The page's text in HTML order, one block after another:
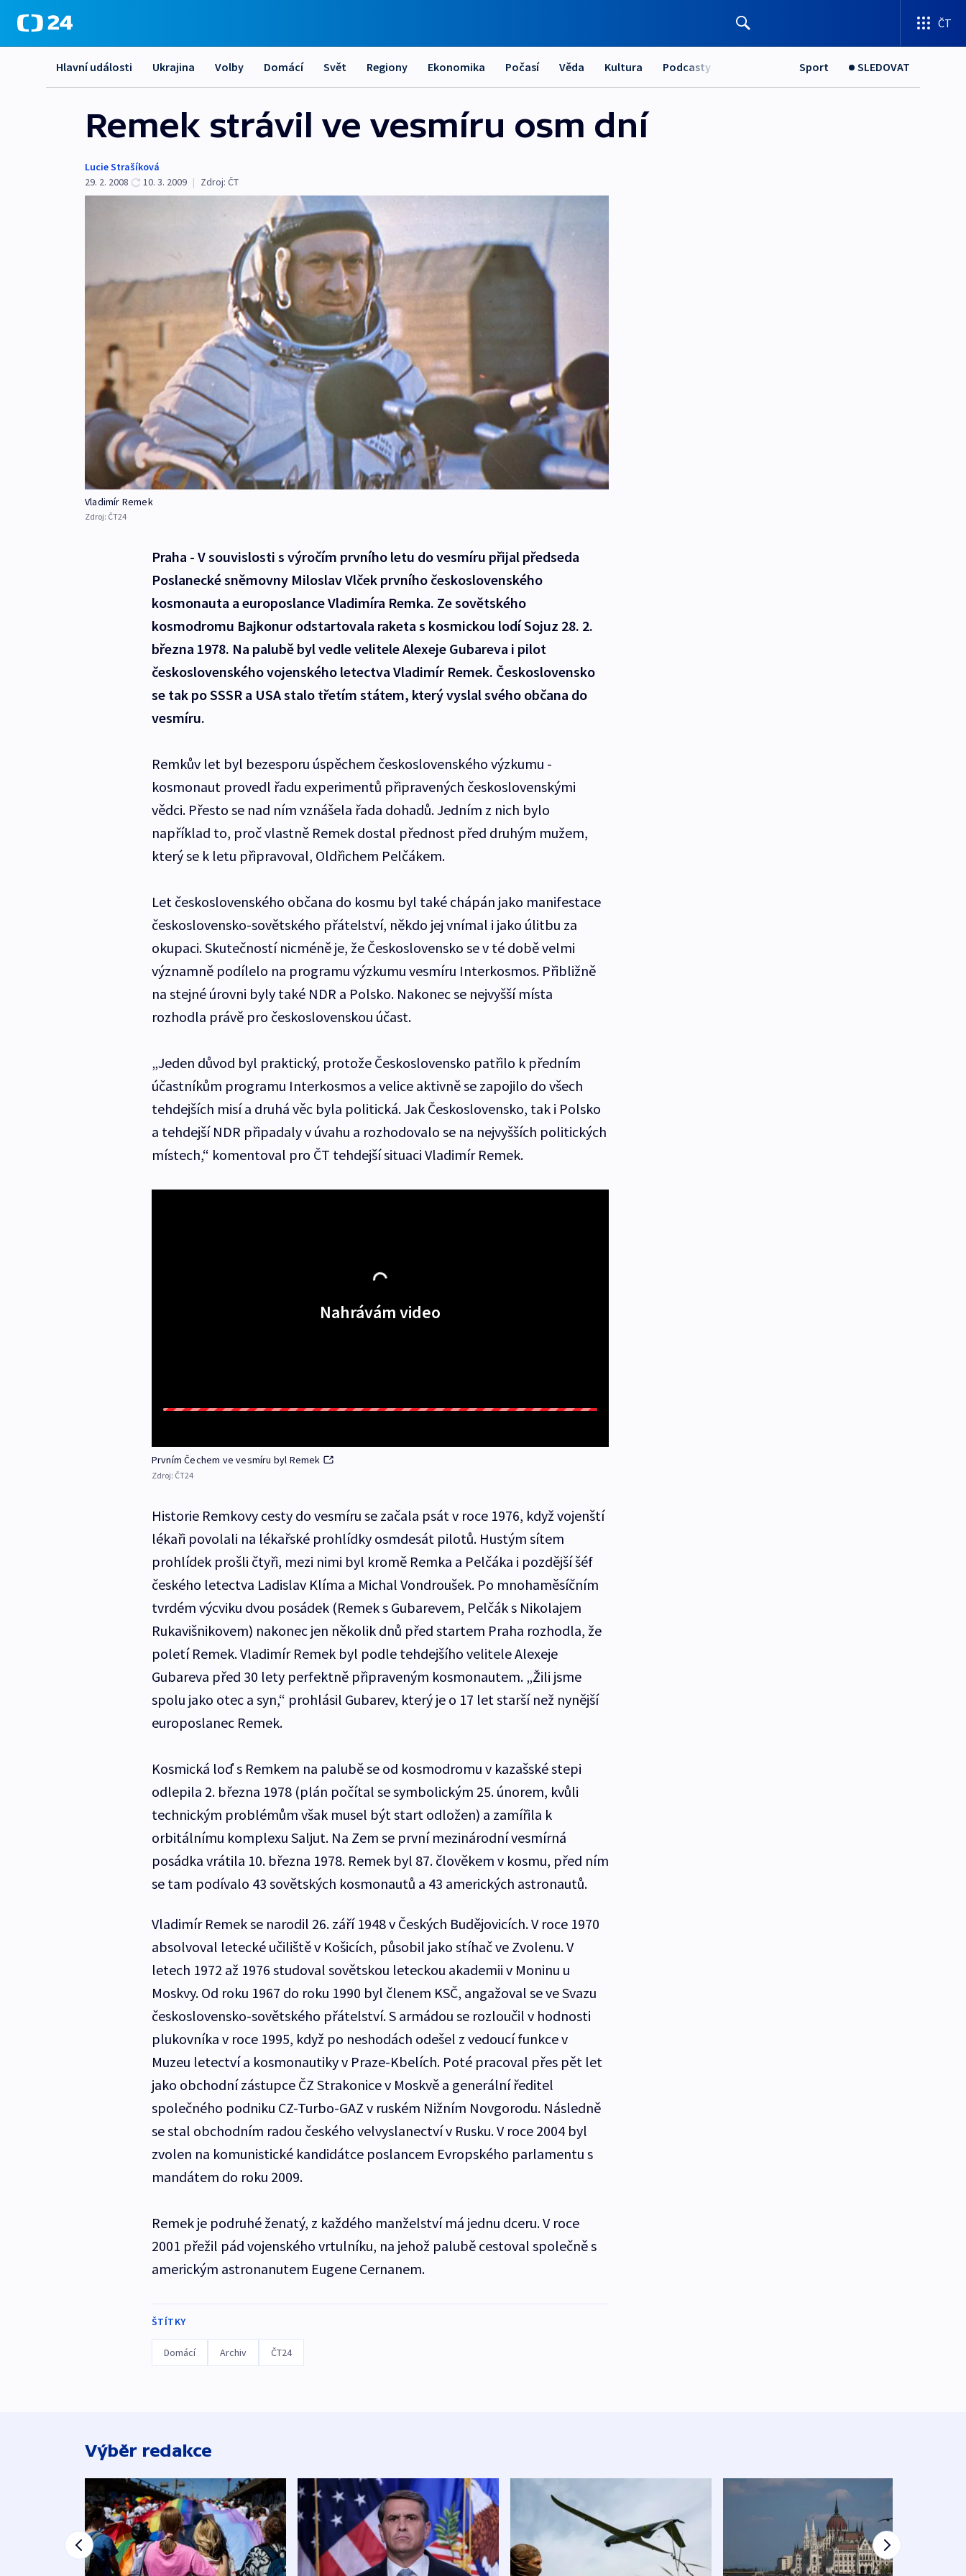
ČT
Hlavní události Ukrajina Volby Domácí Svět Regiony Ekonomika Počasí Věda Kultura Podcasty Sport SLEDOVAT
Remek strávil ve vesmíru osm dní
Lucie Strašíková
29. 2. 2008
10. 3. 2009 | Zdroj: ČT
Vladimír Remek
Zdroj: ČT24
Praha - V souvislosti s výročím prvního letu do vesmíru přijal předseda
Poslanecké sněmovny Miloslav Vlček prvního československého
kosmonauta a europoslance Vladimíra Remka. Ze sovětského
kosmodromu Bajkonur odstartovala raketa s kosmickou lodí Sojuz 28. 2.
března 1978. Na palubě byl vedle velitele Alexeje Gubareva i pilot
československého vojenského letectva Vladimír Remek. Československo
se tak po SSSR a USA stalo třetím státem, který vyslal svého občana do
vesmíru.
Remkův let byl bezesporu úspěchem československého výzkumu -
kosmonaut provedl řadu experimentů připravených československými
vědci. Přesto se nad ním vznášela řada dohadů. Jedním z nich bylo
například to, proč vlastně Remek dostal přednost před druhým mužem,
který se k letu připravoval, Oldřichem Pelčákem.
Let československého občana do kosmu byl také chápán jako manifestace
československo-sovětského přátelství, někdo jej vnímal i jako úlitbu za
okupaci. Skutečností nicméně je, že Československo se v té době velmi
významně podílelo na programu výzkumu vesmíru Interkosmos. Přibližně
na stejné úrovni byly také NDR a Polsko. Nakonec se nejvyšší místa
rozhodla právě pro československou účast.
„Jeden důvod byl praktický, protože Československo patřilo k předním
účastníkům programu Interkosmos a velice aktivně se zapojilo do všech
tehdejších misí a druhá věc byla politická. Jak Československo, tak i Polsko
a tehdejší NDR připadaly v úvahu a rozhodovalo se na nejvyšších politických
místech,“ komentoval pro ČT tehdejší situaci Vladimír Remek.
Nahrávám video
Prvním Čechem ve vesmíru byl Remek
Zdroj: ČT24
Historie Remkovy cesty do vesmíru se začala psát v roce 1976, když vojenští
lékaři povolali na lékařské prohlídky osmdesát pilotů. Hustým sítem
prohlídek prošli čtyři, mezi nimi byl kromě Remka a Pelčáka i pozdější šéf
českého letectva Ladislav Klíma a Michal Vondroušek. Po mnohaměsíčním
tvrdém výcviku dvou posádek (Remek s Gubarevem, Pelčák s Nikolajem
Rukavišnikovem) nakonec jen několik dnů před startem Praha rozhodla, že
poletí Remek. Vladimír Remek byl podle tehdejšího velitele Alexeje
Gubareva před 30 lety perfektně připraveným kosmonautem. „Žili jsme
spolu jako otec a syn,“ prohlásil Gubarev, který je o 17 let starší než nynější
europoslanec Remek.
Kosmická loď s Remkem na palubě se od kosmodromu v kazašské stepi
odlepila 2. března 1978 (plán počítal se symbolickým 25. únorem, kvůli
technickým problémům však musel být start odložen) a zamířila k
orbitálnímu komplexu Saljut. Na Zem se první mezinárodní vesmírná
posádka vrátila 10. března 1978. Remek byl 87. člověkem v kosmu, před ním
se tam podívalo 43 sovětských kosmonautů a 43 amerických astronautů.
Vladimír Remek se narodil 26. září 1948 v Českých Budějovicích. V roce 1970
absolvoval letecké učiliště v Košicích, působil jako stíhač ve Zvolenu. V
letech 1972 až 1976 studoval sovětskou leteckou akademii v Moninu u
Moskvy. Od roku 1967 do roku 1990 byl členem KSČ, angažoval se ve Svazu
československo-sovětského přátelství. S armádou se rozloučil v hodnosti
plukovníka v roce 1995, když po neshodách odešel z vedoucí funkce v
Muzeu letectví a kosmonautiky v Praze-Kbelích. Poté pracoval přes pět let
jako obchodní zástupce ČZ Strakonice v Moskvě a generální ředitel
společného podniku CZ-Turbo-GAZ v ruském Nižním Novgorodu. Následně
se stal obchodním radou českého velvyslanectví v Rusku. V roce 2004 byl
zvolen na komunistické kandidátce poslancem Evropského parlamentu s
mandátem do roku 2009.
Remek je podruhé ženatý, z každého manželství má jednu dceru. V roce
2001 přežil pád vojenského vrtulníku, na jehož palubě cestoval společně s
americkým astronanutem Eugene Cernanem.
ŠTÍTKY
Domácí Archiv ČT24
Výběr redakce